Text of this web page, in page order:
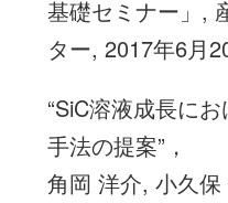
基礎セミナー」,
ター, 2017年6月
“SiC溶液成長に
手法の提案”，
角岡 洋介, 小久